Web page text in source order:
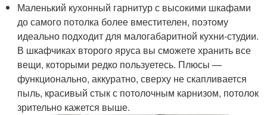
Маленький кухонный гарнитур с высокими шкафами
до самого потолка более вместителен, поэтому
идеально подходит для малогабаритной кухни-студии.
В шкафчиках второго яруса вы сможете хранить все
вещи, которыми редко пользуетесь. Плюсы —
функционально, аккуратно, сверху не скапливается
пыль, красивый стык с потолочным карнизом, потолок
зрительно кажется выше.